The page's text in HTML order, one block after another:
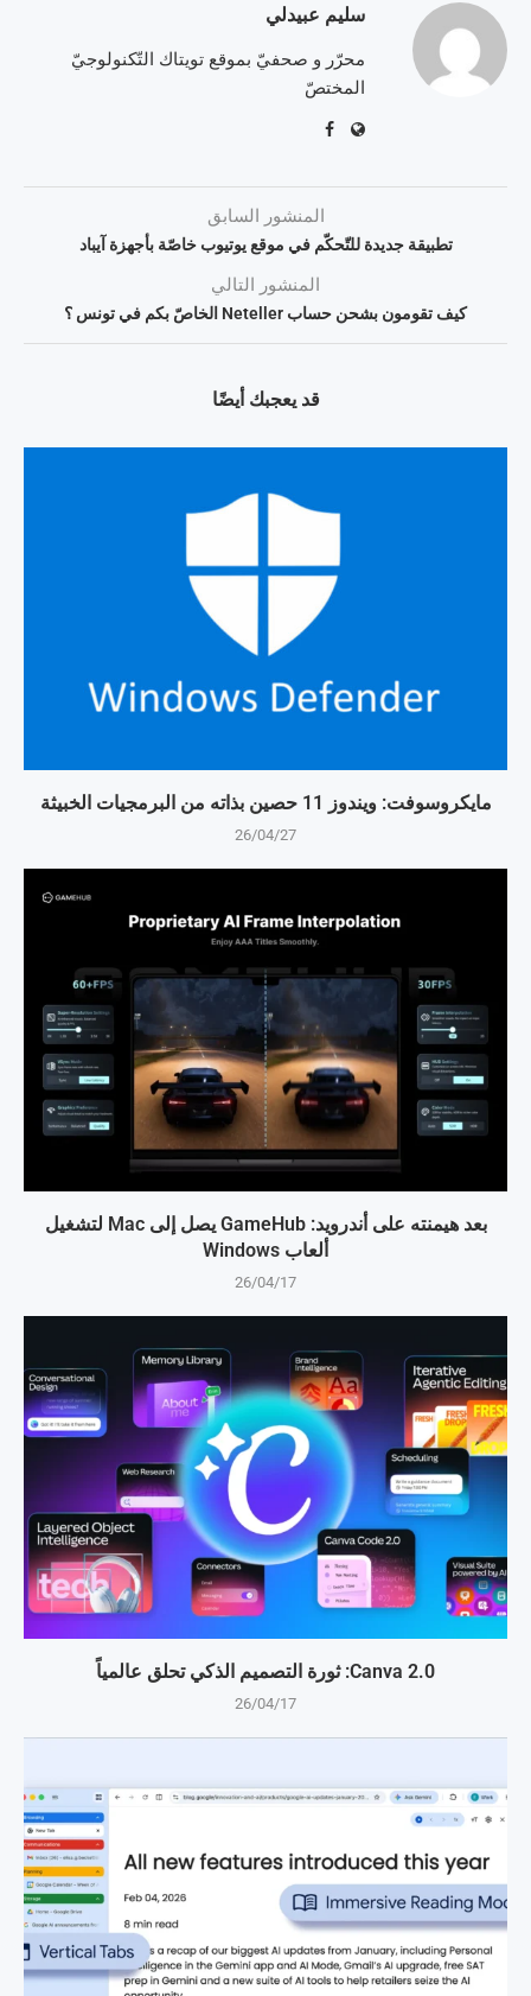
سليم عبيدلي
محرّر و صحفيّ بموقع تويتاك التّكنولوجيّ
المختصّ
المنشور السابق
تطبيقة جديدة للتّحكّم في موقع يوتيوب خاصّة بأجهزة آيباد
المنشور التالي
كيف تقومون بشحن حساب Neteller الخاصّ بكم في تونس ؟
قد يعجبك أيضًا
مايكروسوفت: ويندوز 11 حصين بذاته من البرمجيات الخبيثة
26/04/27
بعد هيمنته على أندرويد: GameHub يصل إلى Mac لتشغيل
ألعاب Windows
26/04/17
Canva 2.0: ثورة التصميم الذكي تحلق عالمياً
26/04/17